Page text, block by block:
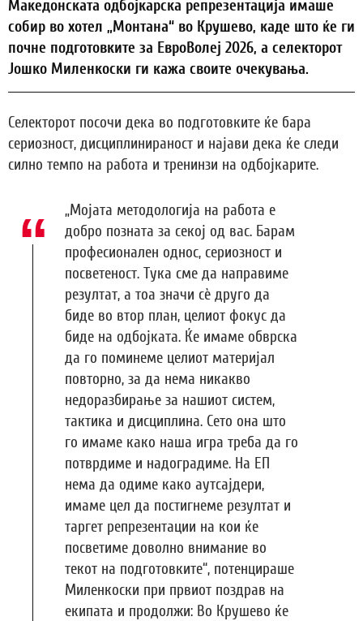
Македонската одбојкарска репрезентација имаше
собир во хотел „Монтана“ во Крушево, каде што ќе ги
почне подготовките за ЕвроВолеј 2026, а селекторот
Јошко Миленкоски ги кажа своите очекувања.
Селекторот посочи дека во подготовките ќе бара
сериозност, дисциплинираност и најави дека ќе следи
силно темпо на работа и тренинзи на одбојкарите.
„Мојата методологија на работа е
добро позната за секој од вас. Барам
професионален однос, сериозност и
посветеност. Тука сме да направиме
резултат, а тоа значи сѐ друго да
биде во втор план, целиот фокус да
биде на одбојката. Ќе имаме обврска
да го поминеме целиот материјал
повторно, за да нема никакво
недоразбирање за нашиот систем,
тактика и дисциплина. Сето она што
го имаме како наша игра треба да го
потврдиме и надоградиме. На ЕП
нема да одиме како аутсајдери,
имаме цел да постигнеме резултат и
таргет репрезентации на кои ќе
посветиме доволно внимание во
текот на подготовките“, потенцираше
Миленкоски при првиот поздрав на
екипата и продолжи: Во Крушево ќе